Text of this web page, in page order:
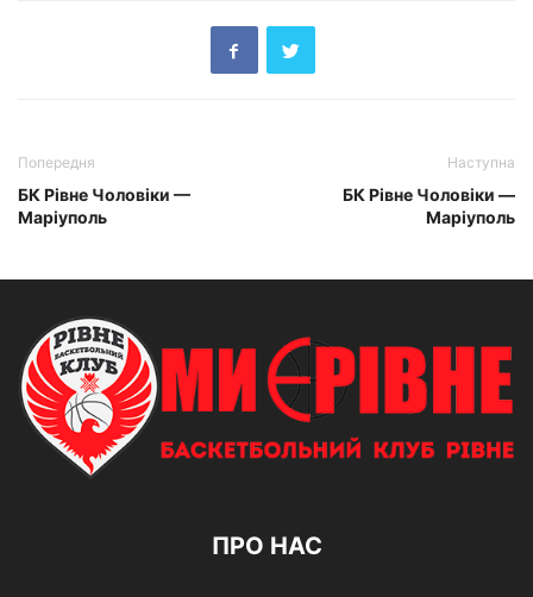
Попередня
БК Рівне Чоловіки —
Маріуполь
Наступна
БК Рівне Чоловіки —
Маріуполь
ПРО НАС